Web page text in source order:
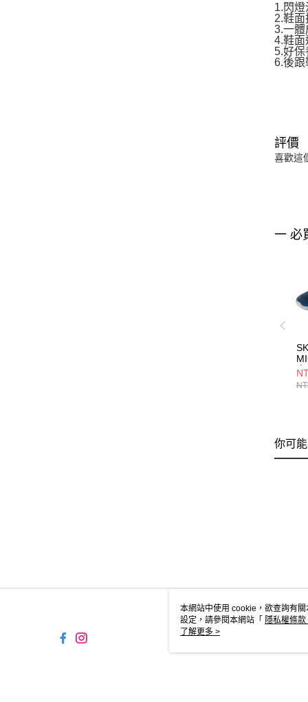
1.閃
2.鞋
3.一體
4.鞋面
5.好保
6.後跟
評價
喜歡這
一 必
你可
本網站中使用 cookie，欲查詢有
設定，請參閱本網站「 隱私權條款
使用 cookie。
了解更多 >